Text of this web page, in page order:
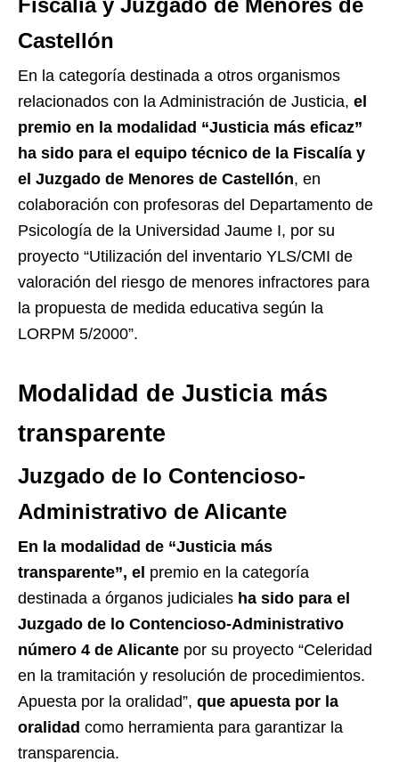
Fiscalía y Juzgado de Menores de
Castellón
En la categoría destinada a otros organismos
relacionados con la Administración de Justicia, el
premio en la modalidad “Justicia más eficaz”
ha sido para el equipo técnico de la Fiscalía y
el Juzgado de Menores de Castellón, en
colaboración con profesoras del Departamento de
Psicología de la Universidad Jaume I, por su
proyecto “Utilización del inventario YLS/CMI de
valoración del riesgo de menores infractores para
la propuesta de medida educativa según la
LORPM 5/2000”.
Modalidad de Justicia más
transparente
Juzgado de lo Contencioso-
Administrativo de Alicante
En la modalidad de “Justicia más
transparente”, el premio en la categoría
destinada a órganos judiciales ha sido para el
Juzgado de lo Contencioso-Administrativo
número 4 de Alicante por su proyecto “Celeridad
en la tramitación y resolución de procedimientos.
Apuesta por la oralidad”, que apuesta por la
oralidad como herramienta para garantizar la
transparencia.